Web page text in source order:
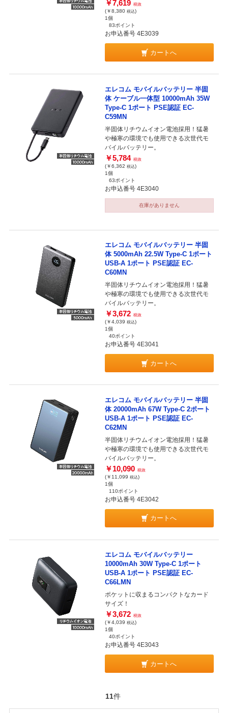
￥7,619 税抜
(￥8,380 税込)
1個
83ポイント
お申込番号 4E3039
カートへ
エレコム モバイルバッテリー 半固
体 ケーブル一体型 10000mAh 35W
Type-C 1ポート PSE認証 EC-
C59MN
半固体リチウムイオン電池採用！猛暑
や極寒の環境でも使用できる次世代モ
バイルバッテリー。
￥5,784 税抜
(￥6,362 税込)
1個
63ポイント
お申込番号 4E3040
在庫がありません
エレコム モバイルバッテリー 半固
体 5000mAh 22.5W Type-C 1ポート
USB-A 1ポート PSE認証 EC-
C60MN
半固体リチウムイオン電池採用！猛暑
や極寒の環境でも使用できる次世代モ
バイルバッテリー。
￥3,672 税抜
(￥4,039 税込)
1個
40ポイント
お申込番号 4E3041
カートへ
エレコム モバイルバッテリー 半固
体 20000mAh 67W Type-C 2ポート
USB-A 1ポート PSE認証 EC-
C62MN
半固体リチウムイオン電池採用！猛暑
や極寒の環境でも使用できる次世代モ
バイルバッテリー。
￥10,090 税抜
(￥11,099 税込)
1個
110ポイント
お申込番号 4E3042
カートへ
エレコム モバイルバッテリー
10000mAh 30W Type-C 1ポート
USB-A 1ポート PSE認証 EC-
C66LMN
ポケットに収まるコンパクトなカード
サイズ！
￥3,672 税抜
(￥4,039 税込)
1個
40ポイント
お申込番号 4E3043
カートへ
11件